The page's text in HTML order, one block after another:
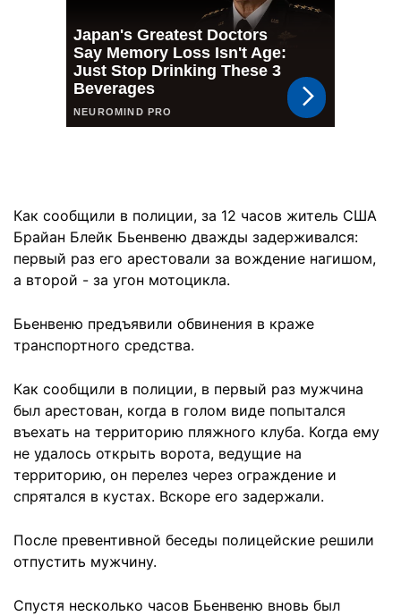
Как сообщили в полиции, за 12 часов житель США
Брайан Блейк Бьенвеню дважды задерживался:
первый раз его арестовали за вождение нагишом,
а второй - за угон мотоцикла.
Бьенвеню предъявили обвинения в краже
транспортного средства.
Как сообщили в полиции, в первый раз мужчина
был арестован, когда в голом виде попытался
въехать на территорию пляжного клуба. Когда ему
не удалось открыть ворота, ведущие на
территорию, он перелез через ограждение и
спрятался в кустах. Вскоре его задержали.
После превентивной беседы полицейские решили
отпустить мужчину.
Спустя несколько часов Бьенвеню вновь был